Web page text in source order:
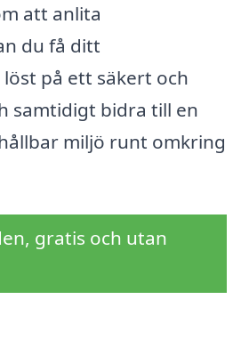
att anlita
du få ditt
på ett säkert och
samtidigt bidra till en
miljö runt omkring
gratis och utan